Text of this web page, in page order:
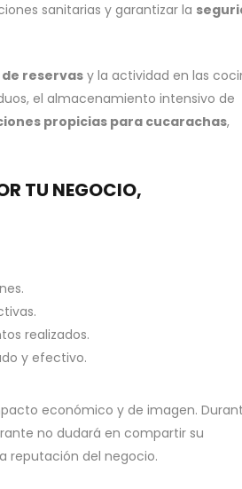
sanitarias y garantizar la
reservasy la actividad en las
el almacenamiento intensivo de
propicias para cucarachas,
TU NEGOCIO,
realizados.
y efectivo.
económico y de imagen.
no dudará en compartir su
reputación del negocio.